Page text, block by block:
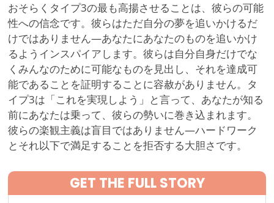
おそらくタイプ3の最も高揚させることは、彼らの可能
性への信念です。彼らはただ自分の夢を追いかけるだ
けではありません—あなたにあなたのものを追いかけ
るようインスパイアします。彼らは自分自身だけでな
くみんなのために可能なものを見出し、それを達成可
能であることを証明することに容赦がありません。タ
イプ3は「これを実現しよう」と言って、あなたが知る
前にあなたは乗って、彼らの勢いに巻き込まれます。
彼らの楽観主義は盲目ではありません—ハードワーク
とそれ以下で満足することを拒否する大胆さです。
GET THE FULL STORY